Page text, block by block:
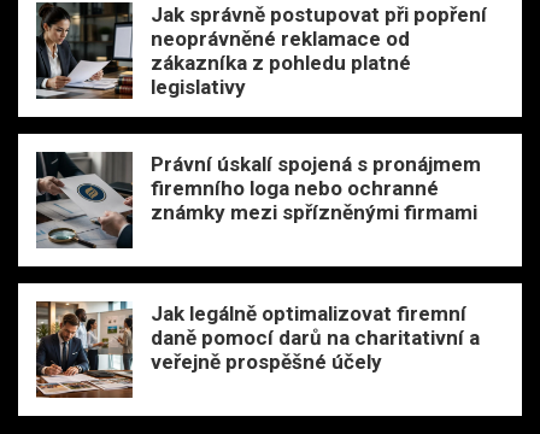
Jak správně postupovat při popření
neoprávněné reklamace od
zákazníka z pohledu platné
legislativy
Právní úskalí spojená s pronájmem
firemního loga nebo ochranné
známky mezi spřízněnými firmami
Jak legálně optimalizovat firemní
daně pomocí darů na charitativní a
veřejně prospěšné účely